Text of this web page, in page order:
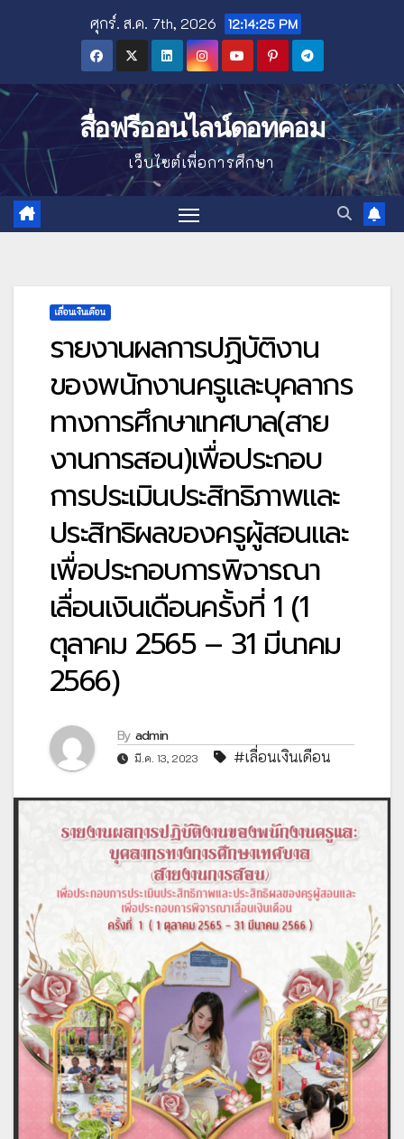
ศุกร์. ส.ค. 7th, 2026 12:14:26 PM
สื่อฟรีออนไลน์ดอทคอม
เว็บไซต์เพื่อการศึกษา
เลื่อนเงินเดือน
รายงานผลการปฏิบัติงาน
ของพนักงานครูและบุคลากร
ทางการศึกษาเทศบาล(สาย
งานการสอน)เพื่อประกอบ
การประเมินประสิทธิภาพและ
ประสิทธิผลของครูผู้สอนและ
เพื่อประกอบการพิจารณา
เลื่อนเงินเดือนครั้งที่ 1 (1
ตุลาคม 2565 – 31 มีนาคม
2566)
By admin
มี.ค. 13, 2023 #เลื่อนเงินเดือน